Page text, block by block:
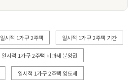
일시적 1가구 2주택 일시적 1가구 2주택 기간
일시적 1가구 2주택 비과세 분양권
일시적 1가구 2주택 양도세